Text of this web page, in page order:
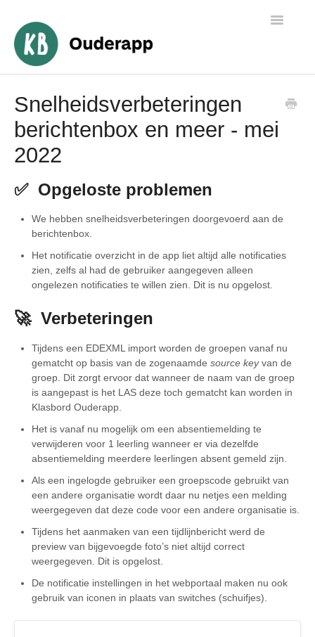
Toggle
Algemene informatie
Ouders
Snelheidsverbeteringen
berichtenbox en meer - mei
2022
✅ Opgeloste problemen
We hebben snelheidsverbeteringen doorgevoerd aan de
berichtenbox.
Het notificatie overzicht in de app liet altijd alle notificaties
zien, zelfs al had de gebruiker aangegeven alleen
ongelezen notificaties te willen zien. Dit is nu opgelost.
🚀 Verbeteringen
Tijdens een EDEXML import worden de groepen vanaf nu
gematcht op basis van de zogenaamde source keyvan de
groep. Dit zorgt ervoor dat wanneer de naam van de groep
is aangepast is het LAS deze toch gematcht kan worden in
Klasbord Ouderapp.
Het is vanaf nu mogelijk om een absentiemelding te
verwijderen voor 1 leerling wanneer er via dezelfde
absentiemelding meerdere leerlingen absent gemeld zijn.
Als een ingelogde gebruiker een groepscode gebruikt van
een andere organisatie wordt daar nu netjes een melding
weergegeven dat deze code voor een andere organisatie is.
Tijdens het aanmaken van een tijdlijnbericht werd de
preview van bijgevoegde foto’s niet altijd correct
weergegeven. Dit is opgelost.
De notificatie instellingen in het webportaal maken nu ook
gebruik van iconen in plaats van switches (schuifjes).